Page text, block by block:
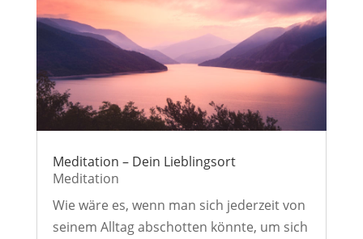
Meditation – Dein Lieblingsort
Meditation
Wie wäre es, wenn man sich jederzeit von
seinem Alltag abschotten könnte, um sich